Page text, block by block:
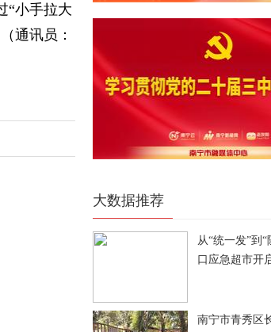
“小手拉大
通讯员：
大数据推荐
从“统一发”到
口应急超市开
南宁市青秀区